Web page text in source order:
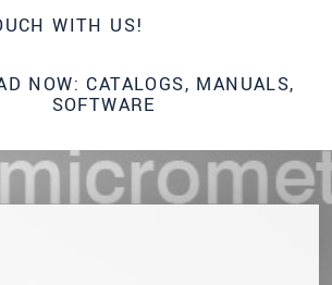
WITH US!
NOW: CATALOGS, MANUALS,
SOFTWARE
据保密。请阅读我们的数据隐私